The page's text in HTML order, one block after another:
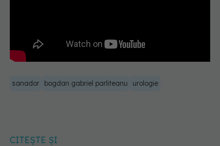
sanador bogdan gabriel parliteanu urologie
CITEȘTE ȘI